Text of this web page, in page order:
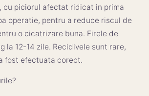
cu piciorul afectat ridicat in prima
operatie, pentru a reduce riscul de
o cicatrizare buna. Firele de
la 12-14 zile. Recidivele sunt rare,
fost efectuata corect.